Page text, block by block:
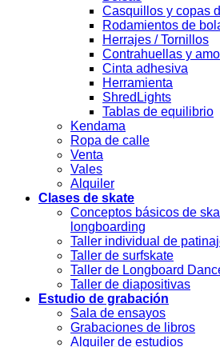
Casquillos y copas
Rodamientos de
Herrajes / Tornillos
Contrahuellas y
Cinta adhesiva
Herramienta
ShredLights
Tablas de equilibrio
Kendama
Ropa de calle
Venta
Vales
Alquiler
Clases de skate
Conceptos básicos de
longboarding
Taller individual de
Taller de surfskate
Taller de Longboard
Taller de diapositivas
Estudio de grabación
Sala de ensayos
Grabaciones de libros
Alquiler de estudios